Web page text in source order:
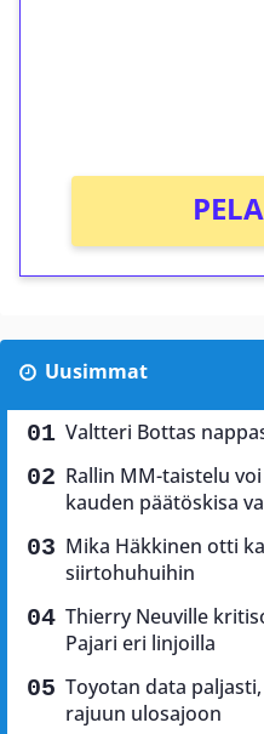
Uusimmat
Valtteri Bottas
Rallin MM-taistelu
kauden päätöskisa
Mika Häkkinen otti
siirtohuhuihin
Thierry Neuville
Pajari eri linjoilla
Toyotan data
rajuun ulosajoon